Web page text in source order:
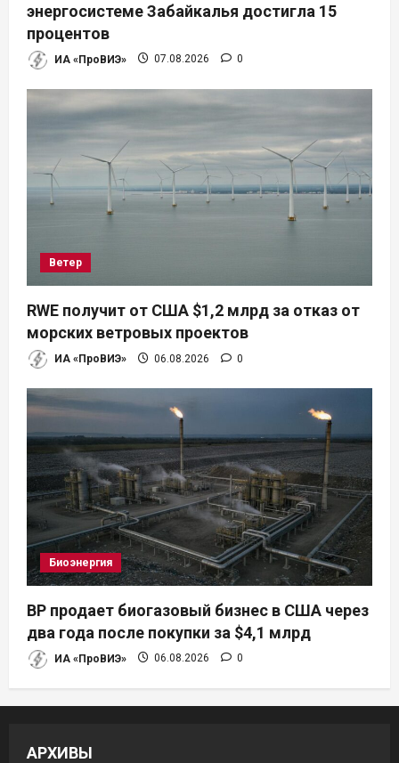
энергосистеме Забайкалья достигла 15
процентов
ИА «ПроВИЭ» 07.08.2026 0
Ветер
RWE получит от США $1,2 млрд за отказ от
морских ветровых проектов
ИА «ПроВИЭ» 06.08.2026 0
Биоэнергия
BP продает биогазовый бизнес в США через
два года после покупки за $4,1 млрд
ИА «ПроВИЭ» 06.08.2026 0
АРХИВЫ